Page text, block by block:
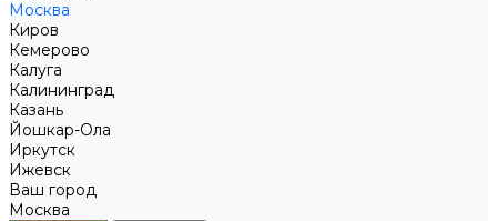
Москва
Киров
Кемерово
Калуга
Калининград
Казань
Йошкар-Ола
Иркутск
Ижевск
Ваш город
Москва